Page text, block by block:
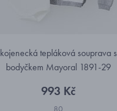
kojenecká tepláková souprava s
bodyčkem Mayoral 1891-29
993 Kč
80